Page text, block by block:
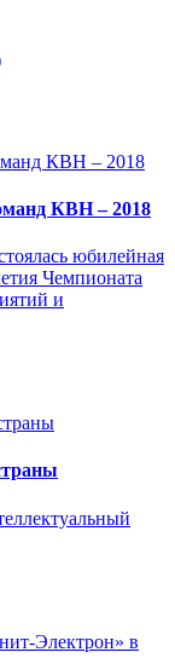
КВН – 2018
юбилейная
Чемпионата
и